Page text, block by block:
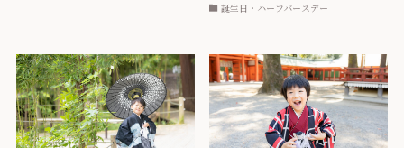
誕生日・ハーフバースデー